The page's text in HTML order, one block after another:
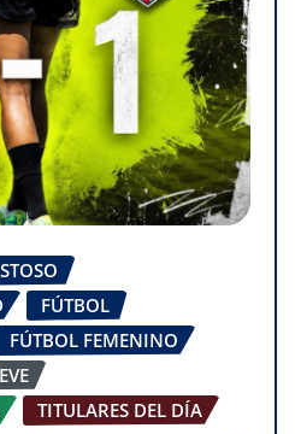
FÚTBOL
FÚTBOL FEMENINO
TITULARES DEL DÍA